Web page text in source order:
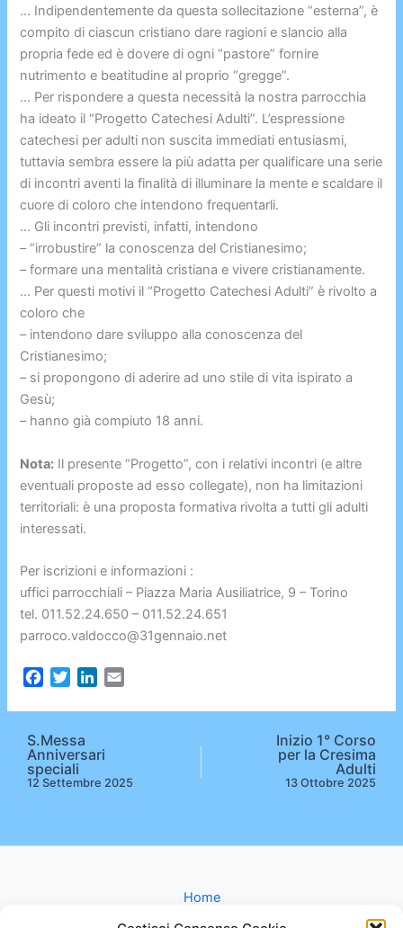
… Indipendentemente da questa sollecitazione “esterna”, è
compito di ciascun cristiano dare ragioni e slancio alla
propria fede ed è dovere di ogni “pastore” fornire
nutrimento e beatitudine al proprio “gregge”.
… Per rispondere a questa necessità la nostra parrocchia
ha ideato il “Progetto Catechesi Adulti”. L’espressione
catechesi per adulti non suscita immediati entusiasmi,
tuttavia sembra essere la più adatta per qualificare una serie
di incontri aventi la finalità di illuminare la mente e scaldare il
cuore di coloro che intendono frequentarli.
… Gli incontri previsti, infatti, intendono
– “irrobustire” la conoscenza del Cristianesimo;
– formare una mentalità cristiana e vivere cristianamente.
… Per questi motivi il “Progetto Catechesi Adulti” è rivolto a
coloro che
– intendono dare sviluppo alla conoscenza del
Cristianesimo;
– si propongono di aderire ad uno stile di vita ispirato a
Gesù;
– hanno già compiuto 18 anni.
Nota: Il presente “Progetto”, con i relativi incontri (e altre
eventuali proposte ad esso collegate), non ha limitazioni
territoriali: è una proposta formativa rivolta a tutti gli adulti
interessati.
Per iscrizioni e informazioni :
uffici parrocchiali – Piazza Maria Ausiliatrice, 9 – Torino
tel. 011.52.24.650 – 011.52.24.651
parroco.valdocco@31gennaio.net
c
e
b
o
i
t
t
e
n
e
d
a
S.Messa
Anniversari
speciali
12 Settembre 2025
Inizio 1° Corso
per la Cresima
Adulti
13 Ottobre 2025
Home